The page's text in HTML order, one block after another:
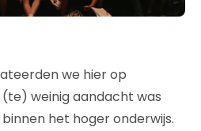
we hier op
weinig aandacht was
het hoger onderwijs.